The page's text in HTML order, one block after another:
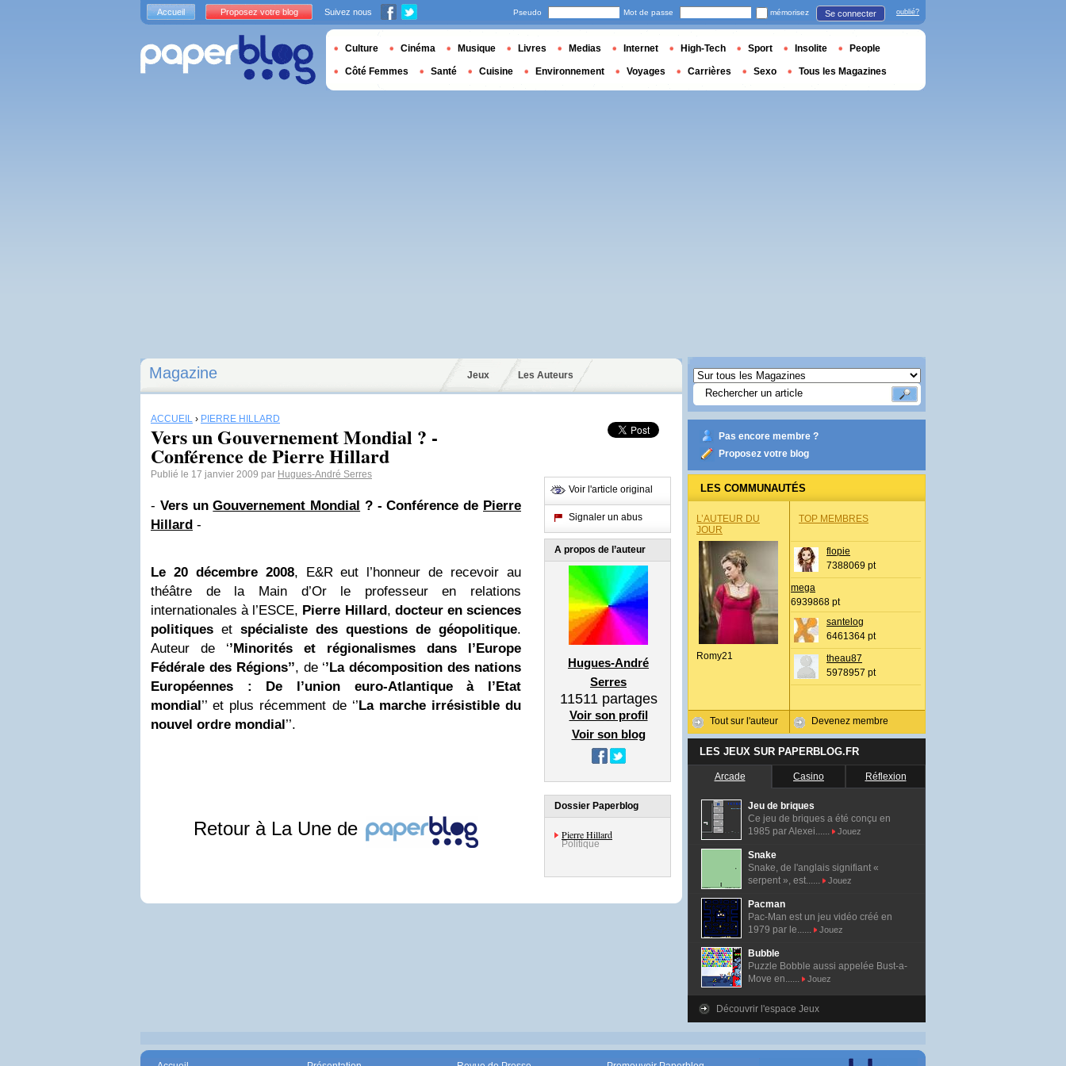
Magazine Jeux Les Auteurs
ACCUEIL › PIERRE HILLARD
Vers un Gouvernement Mondial ? -
Conférence de Pierre Hillard
Publié le 17 janvier 2009 par Hugues-André Serres
- Vers unGouvernement Mondial ? - Conférence de Pierre
Hillard -
Le 20 décembre 2008, E&R eut l’honneur de recevoir au
théâtre de la Main d’Or le professeur en relations
internationales à l’ESCE, Pierre Hillard, docteur en sciences
politiques et spécialiste des questions de géopolitique.
Auteur de ‘’Minorités et régionalismes dans l’Europe
Fédérale des Régions’’, de ‘’La décomposition des nations
Européennes : De l’union euro-Atlantique à l’Etat
mondial’’ et plus récemment de ‘’La marche irrésistible du
nouvel ordre mondial’’.
Retour à La Une de
Voir l'article original
Signaler un abus
A propos de l’auteur
Hugues-André
Serres
11511partages
Voir son profil
Voir son blog
Dossier Paperblog
Pierre Hillard
Politique
Pas encore membre ?
Proposez votre blog
LES COMMUNAUTÉS
L’AUTEUR DU
JOUR
Romy21
Tout sur l'auteur
TOP MEMBRES
flopie
7388069 pt
mega
6939868 pt
santelog
6461364 pt
theau87
5978957 pt
Devenez membre
LES JEUX SUR PAPERBLOG.FR
Arcade Casino Réflexion
Jeu de briques
Ce jeu de briques a été conçu en
1985 par Alexei......
Jouez
Snake
Snake, de l'anglais signifiant «
serpent », est......
Jouez
Pacman
Pac-Man est un jeu vidéo créé en
1979 par le......
Jouez
Bubble
Puzzle Bobble aussi appelée Bust-a-
Move en......
Jouez
Découvrir l'espace Jeux
Accueil Proposez votre blog Suivez nous Pseudo Mot de passe mémorisez Se connecter oublié?
Culture Cinéma Musique Livres Medias Internet High-Tech Sport Insolite People
Côté Femmes Santé Cuisine Environnement Voyages Carrières Sexo Tous les Magazines